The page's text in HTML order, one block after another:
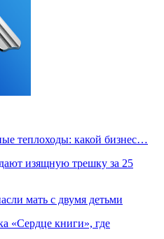
теплоходы: какой бизнес…
изящную трешку за 25
мать с двумя детьми
«Сердце книги», где